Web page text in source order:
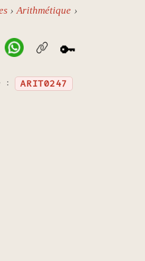
Arithmétique
🔑
: ARIT0247